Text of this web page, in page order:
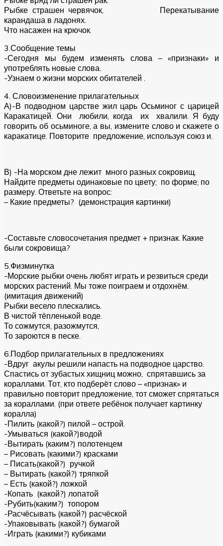
Рыбке страшен червячок, Перекатывание
карандаша в ладонях.
Что насажен на крючок.
3.Сообщение темы
-Сегодня мы будем изменять слова – «признаки» и
употреблять новые слова.
-Узнаем о жизни морских обитателей .
4. Словоизменение прилагательных
А)-В подводном царстве жил царь Осьминог с царицей
Каракатицей. Они любили, когда их хвалили. Я буду
говорить об осьминоге, а вы, измените слово и скажете о
каракатице. Повторите предложение, используя союз и.
В) -На морском дне лежит много разных сокровищ.
Найдите предметы одинаковые по цвету; по форме; по
размеру. Ответьте на вопрос:
– Какие предметы? (демонстрация картинки)
-Составьте словосочетания предмет + признак. Какие
были сокровища?
5.Физминутка
-Морские рыбки очень любят играть и резвиться среди
морских растений. Мы тоже поиграем и отдохнём.
(имитация движений)
Рыбки весело плескались.
В чистой тёпленькой воде.
То сожмутся, разожмутся,
То зароются в песке.
6.Подбор прилагательных в предложениях
-Вдруг акулы решили напасть на подводное царство.
Спастись от зубастых хищниц можно, спрятавшись за
кораллами. Тот, кто подберёт слово – «признак» и
правильно повторит предложение, тот сможет спрятаться
за кораллами. (при ответе ребёнок получает картинку
коралла)
-Пилить (какой?) пилой – острой.
-Умываться (какой?)водой
-Вытирать (каким?) полотенцем
– Рисовать (какими?) красками
– Писать(какой?) ручкой
– Вытирать (какой?) тряпкой
– Есть (какой?) ложкой
-Копать (какой?) лопатой
-Рубить(каким?) топором
-Расчёсывать (какой?) расчёской
-Упаковывать (какой?) бумагой
-Играть (какими?) кубиками